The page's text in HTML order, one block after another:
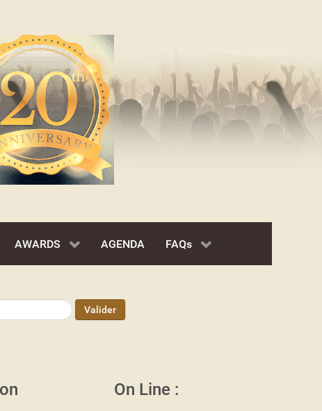
AWARDS AGENDA FAQs
Valider
On Line :